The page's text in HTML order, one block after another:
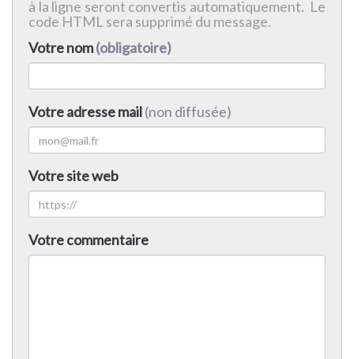
à la ligne seront convertis automatiquement. Le
code HTML sera supprimé du message.
Votre nom(obligatoire)
Votre adresse mail(non diffusée)
Votre site web
Votre commentaire